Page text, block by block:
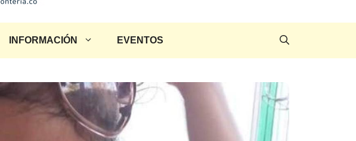
INFORMACIÓN EVENTOS